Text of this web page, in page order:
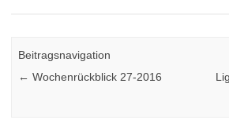
Beitragsnavigation
← Wochenrückblick 27-2016